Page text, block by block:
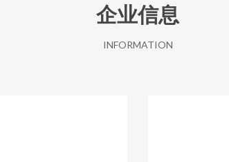
企业信息
INFORMATION